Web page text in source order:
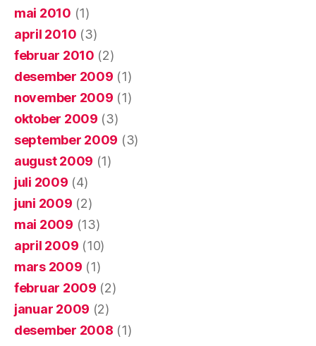
mai 2010 (1)
april 2010 (3)
februar 2010 (2)
desember 2009 (1)
november 2009 (1)
oktober 2009 (3)
september 2009 (3)
august 2009 (1)
juli 2009 (4)
juni 2009 (2)
mai 2009 (13)
april 2009 (10)
mars 2009 (1)
februar 2009 (2)
januar 2009 (2)
desember 2008 (1)